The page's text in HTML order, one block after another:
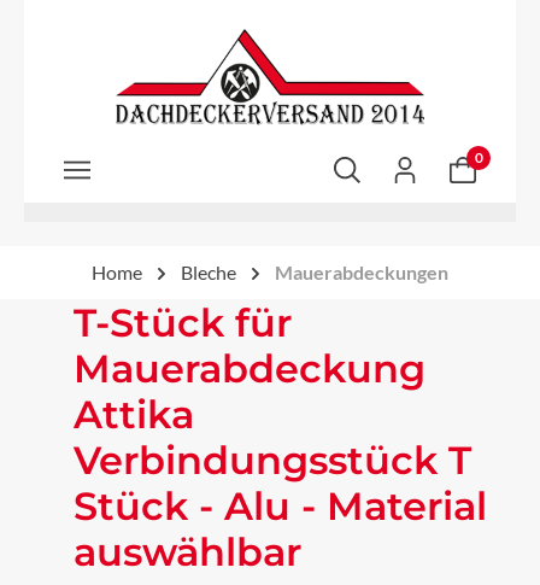
Zum Hauptinhalt springen
0
Home Bleche Mauerabdeckungen
T-Stück für
Mauerabdeckung
Attika
Verbindungsstück T
Stück - Alu - Material
auswählbar